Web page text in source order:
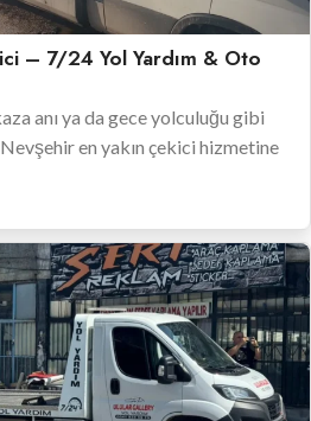
– 7/24 Yol Yardım & Oto
anı ya da gece yolculuğu gibi
en yakın çekici hizmetine